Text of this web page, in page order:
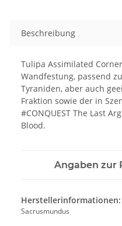
Beschreibung
Tulipa Assimilated
Wandfestung, passend
Tyraniden, aber auch
Fraktion sowie der in
#CONQUEST The Last
Blood.
Angaben zur
Herstellerinformationen:
Sacrusmundus